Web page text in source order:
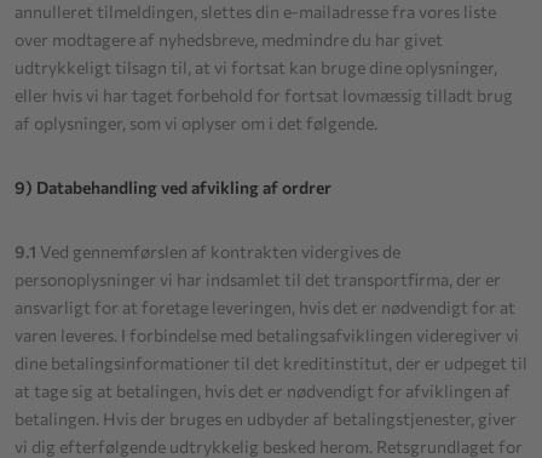
annulleret tilmeldingen, slettes din e-mailadresse fra vores liste
over modtagere af nyhedsbreve, medmindre du har givet
udtrykkeligt tilsagn til, at vi fortsat kan bruge dine oplysninger,
eller hvis vi har taget forbehold for fortsat lovmæssig tilladt brug
af oplysninger, som vi oplyser om i det følgende.
9) Databehandling ved afvikling af ordrer
9.1 Ved gennemførslen af kontrakten vidergives de
personoplysninger vi har indsamlet til det transportfirma, der er
ansvarligt for at foretage leveringen, hvis det er nødvendigt for at
varen leveres. I forbindelse med betalingsafviklingen videregiver vi
dine betalingsinformationer til det kreditinstitut, der er udpeget til
at tage sig at betalingen, hvis det er nødvendigt for afviklingen af
betalingen. Hvis der bruges en udbyder af betalingstjenester, giver
vi dig efterfølgende udtrykkelig besked herom. Retsgrundlaget for